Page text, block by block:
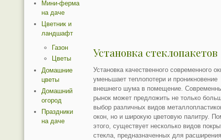
Установка стеклопакетов
Установка качественного современного
уменьшает теплопотери и проникновение
внешнего шума в помещение.
рынок может предложить не только
выбор различных видов
окон, но и широкую цветовую палитру.
этого, существует несколько видов
стекла, предназначенных для
Мини-ферма
на даче
Цветник и
ландшафт
Газон
Цветы
Домашние
цветы
Домашний
огород
Праздники
на даче